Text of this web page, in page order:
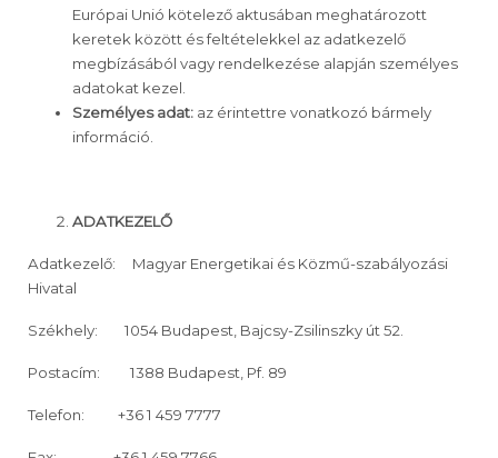
Európai Unió kötelező aktusában meghatározott
keretek között és feltételekkel az adatkezelő
megbízásából vagy rendelkezése alapján személyes
adatokat kezel.
Személyes adat: az érintettre vonatkozó bármely
információ.
ADATKEZELŐ
Adatkezelő: Magyar Energetikai és Közmű-szabályozási
Hivatal
Székhely: 1054 Budapest, Bajcsy-Zsilinszky út 52.
Postacím: 1388 Budapest, Pf. 89
Telefon: +36 1 459 7777